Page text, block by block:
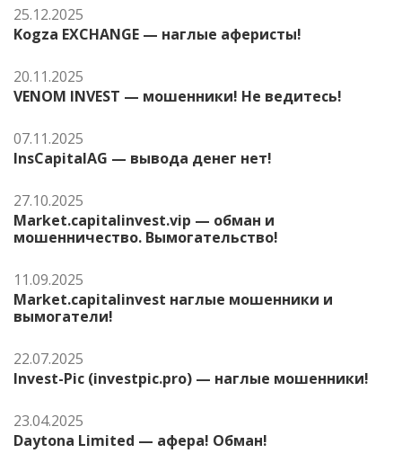
25.12.2025
Kogza EXCHANGE — наглые аферисты!
20.11.2025
VENOM INVEST — мошенники! Не ведитесь!
07.11.2025
InsCapitalAG — вывода денег нет!
27.10.2025
Market.capitalinvest.vip — обман и
мошенничество. Вымогательство!
11.09.2025
Market.capitalinvest наглые мошенники и
вымогатели!
22.07.2025
Invest-Pic (investpic.pro) — наглые мошенники!
23.04.2025
Daytona Limited — афера! Обман!